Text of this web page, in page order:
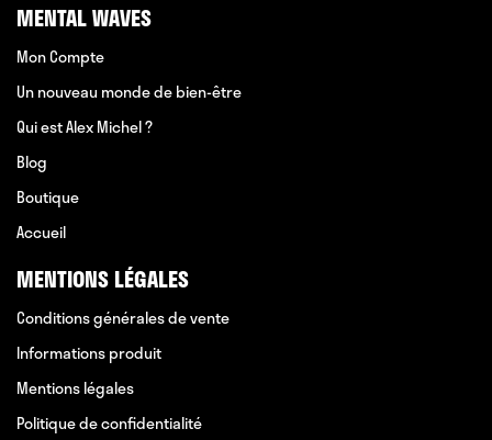
MENTAL WAVES
Mon Compte
Un nouveau monde de bien-être
Qui est Alex Michel ?
Blog
Boutique
Accueil
MENTIONS LÉGALES
Conditions générales de vente
Informations produit
Mentions légales
Politique de confidentialité